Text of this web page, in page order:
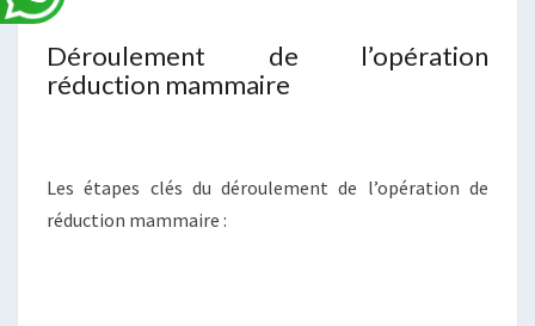
Déroulement de l’opération
réduction mammaire
Les étapes clés du déroulement de l’opération de
réduction mammaire :